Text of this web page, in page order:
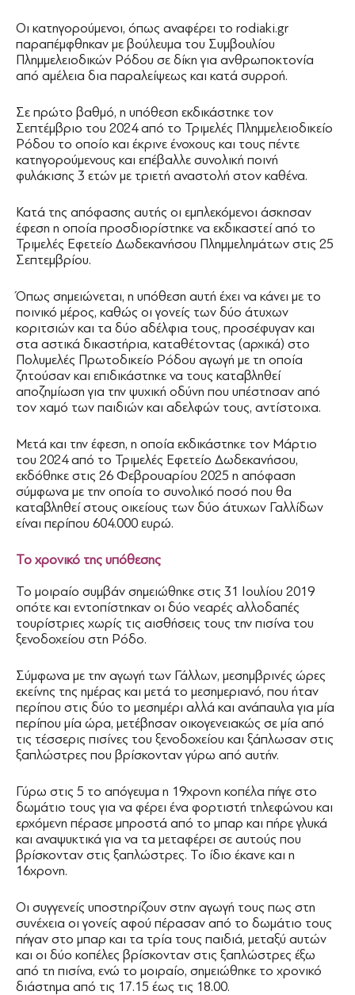
Οι κατηγορούμενοι, όπως αναφέρει το rodiaki.gr
παραπέμφθηκαν με βούλευμα του Συμβουλίου
Πλημμελειοδικών Ρόδου σε δίκη για ανθρωποκτονία
από αμέλεια δια παραλείψεως και κατά συρροή.
Σε πρώτο βαθμό, η υπόθεση εκδικάστηκε τον
Σεπτέμβριο του 2024 από το Τριμελές Πλημμελειοδικείο
Ρόδου το οποίο και έκρινε ένοχους και τους πέντε
κατηγορούμενους και επέβαλλε συνολική ποινή
φυλάκισης 3 ετών με τριετή αναστολή στον καθένα.
Κατά της απόφασης αυτής οι εμπλεκόμενοι άσκησαν
έφεση η οποία προσδιορίστηκε να εκδικαστεί από το
Τριμελές Εφετείο Δωδεκανήσου Πλημμελημάτων στις 25
Σεπτεμβρίου.
Όπως σημειώνεται, η υπόθεση αυτή έχει να κάνει με το
ποινικό μέρος, καθώς οι γονείς των δύο άτυχων
κοριτσιών και τα δύο αδέλφια τους, προσέφυγαν και
στα αστικά δικαστήρια, καταθέτοντας (αρχικά) στο
Πολυμελές Πρωτοδικείο Ρόδου αγωγή με τη οποία
ζητούσαν και επιδικάστηκε να τους καταβληθεί
αποζημίωση για την ψυχική οδύνη που υπέστησαν από
τον χαμό των παιδιών και αδελφών τους, αντίστοιχα.
Μετά και την έφεση, η οποία εκδικάστηκε τον Μάρτιο
του 2024 από το Τριμελές Εφετείο Δωδεκανήσου,
εκδόθηκε στις 26 Φεβρουαρίου 2025 η απόφαση
σύμφωνα με την οποία το συνολικό ποσό που θα
καταβληθεί στους οικείους των δύο άτυχων Γαλλίδων
είναι περίπου 604.000 ευρώ.
Το χρονικό της υπόθεσης
Το μοιραίο συμβάν σημειώθηκε στις 31 Ιουλίου 2019
οπότε και εντοπίστηκαν οι δύο νεαρές αλλοδαπές
τουρίστριες χωρίς τις αισθήσεις τους την πισίνα του
ξενοδοχείου στη Ρόδο.
Σύμφωνα με την αγωγή των Γάλλων, μεσημβρινές ώρες
εκείνης της ημέρας και μετά το μεσημεριανό, που ήταν
περίπου στις δύο το μεσημέρι αλλά και ανάπαυλα για μία
περίπου μία ώρα, μετέβησαν οικογενειακώς σε μία από
τις τέσσερις πισίνες του ξενοδοχείου και ξάπλωσαν στις
ξαπλώστρες που βρίσκονταν γύρω από αυτήν.
Γύρω στις 5 το απόγευμα η 19χρονη κοπέλα πήγε στο
δωμάτιο τους για να φέρει ένα φορτιστή τηλεφώνου και
ερχόμενη πέρασε μπροστά από το μπαρ και πήρε γλυκά
και αναψυκτικά για να τα μεταφέρει σε αυτούς που
βρίσκονταν στις ξαπλώστρες. Το ίδιο έκανε και η
16χρονη.
Οι συγγενείς υποστηρίζουν στην αγωγή τους πως στη
συνέχεια οι γονείς αφού πέρασαν από το δωμάτιο τους
πήγαν στο μπαρ και τα τρία τους παιδιά, μεταξύ αυτών
και οι δύο κοπέλες βρίσκονταν στις ξαπλώστρες έξω
από τη πισίνα, ενώ το μοιραίο, σημειώθηκε το χρονικό
διάστημα από τις 17.15 έως τις 18.00.